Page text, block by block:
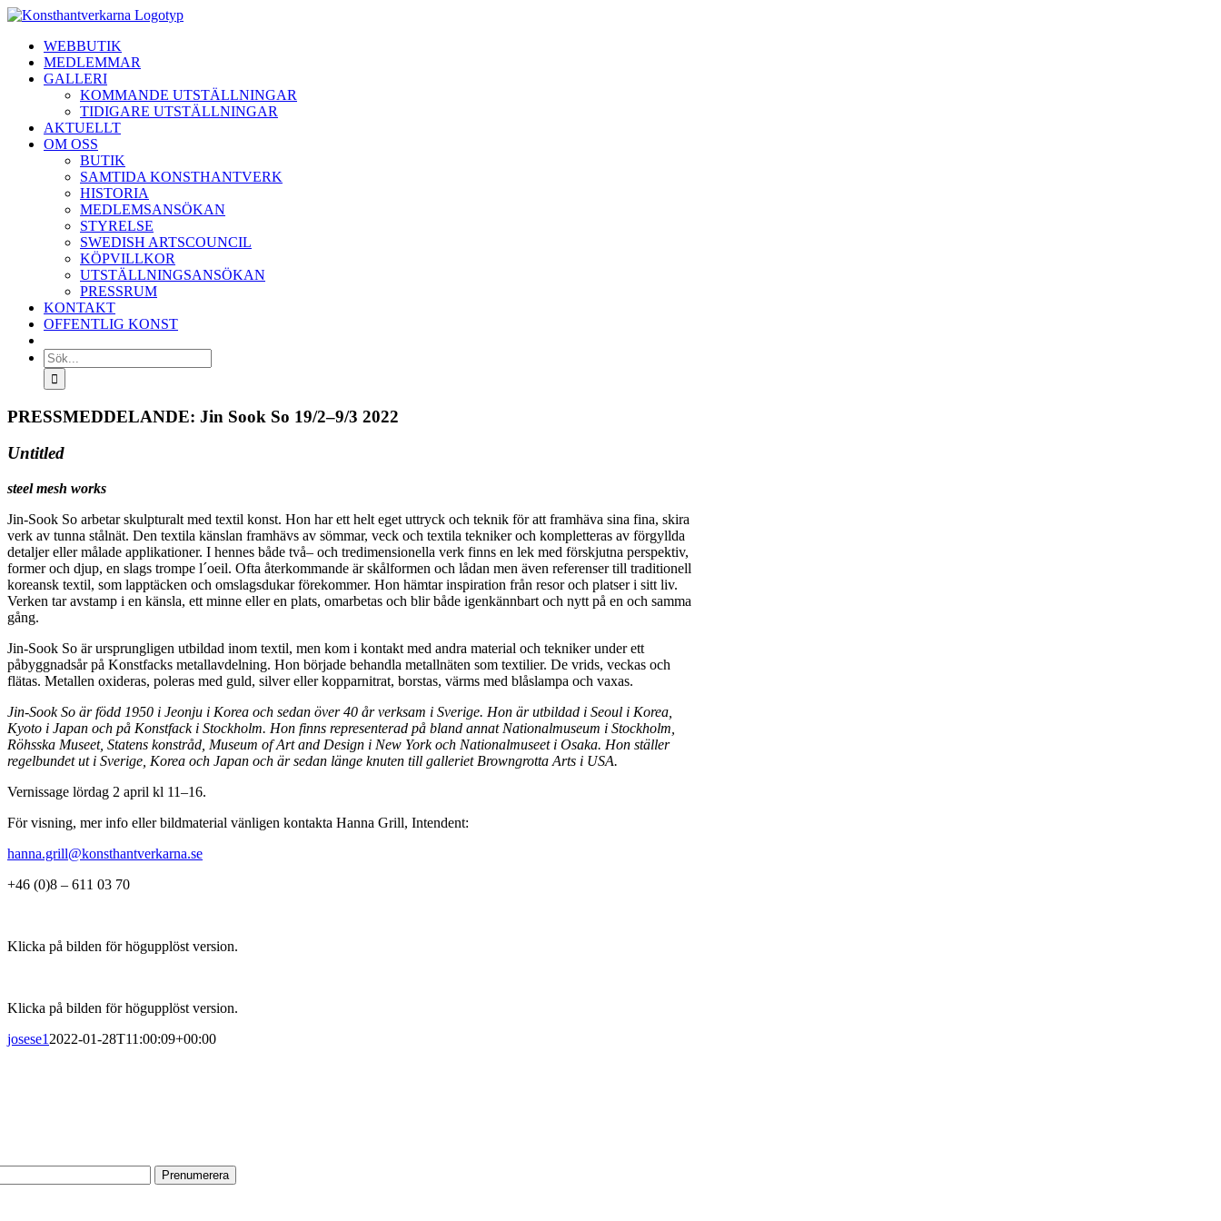
Fortsätt
innehålletWEBBUTIK
MEDLEMMAR
GALLERI
KOMMANDE UTSTÄLLNINGAR
TIDIGARE UTSTÄLLNINGAR
AKTUELLT
OM OSS
BUTIK
SAMTIDA KONSTHANTVERK
HISTORIA
MEDLEMSANSÖKAN
STYRELSE
SWEDISH ARTSCOUNCIL
KÖPVILLKOR
UTSTÄLLNINGSANSÖKAN
PRESSRUM
KONTAKT
OFFENTLIG KONST
Sök
efter:
PRESSMEDDELANDE: Jin Sook So 19/2–9/3 2022
Untitled
steel mesh works
Jin-Sook So arbetar skulpturalt med textil konst. Hon har ett helt eget uttryck och teknik för att framhäva sina fina, skira
verk av tunna stålnät. Den textila känslan framhävs av sömmar, veck och textila tekniker och kompletteras av förgyllda
detaljer eller målade applikationer. I hennes både två– och tredimensionella verk finns en lek med förskjutna perspektiv,
former och djup, en slags trompe l´oeil. Ofta återkommande är skålformen och lådan men även referenser till traditionell
koreansk textil, som lapptäcken och omslagsdukar förekommer. Hon hämtar inspiration från resor och platser i sitt liv.
Verken tar avstamp i en känsla, ett minne eller en plats, omarbetas och blir både igenkännbart och nytt på en och samma
gång.
Jin-Sook So är ursprungligen utbildad inom textil, men kom i kontakt med andra material och tekniker under ett
påbyggnadsår på Konstfacks metallavdelning. Hon började behandla metallnäten som textilier. De vrids, veckas och
flätas. Metallen oxideras, poleras med guld, silver eller kopparnitrat, borstas, värms med blåslampa och vaxas.
Jin-Sook So är född 1950 i Jeonju i Korea och sedan över 40 år verksam i Sverige. Hon är utbildad i Seoul i Korea,
Kyoto i Japan och på Konstfack i Stockholm. Hon finns representerad på bland annat Nationalmuseum i Stockholm,
Röhsska Museet, Statens konstråd, Museum of Art and Design i New York och Nationalmuseet i Osaka. Hon ställer
regelbundet ut i Sverige, Korea och Japan och är sedan länge knuten till galleriet Browngrotta Arts i USA.
Vernissage lördag 2 april kl 11–16.
För visning, mer info eller bildmaterial vänligen kontakta Hanna Grill, Intendent:
hanna.grill@konsthantverkarna.se
+46 (0)8 – 611 03 70
Klicka på bilden för högupplöst version.
Klicka på bilden för högupplöst version.
josese1 2022-01-28T11:00:09+00:00